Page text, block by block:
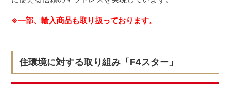
※一部、輸入商品も取り扱っております。
住環境に対する取り組み「F4スター」